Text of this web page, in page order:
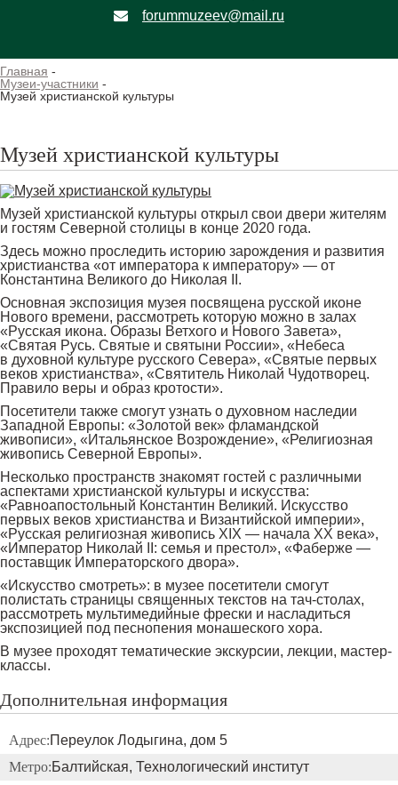
forummuzeev@mail.ru
Главная -
Музеи-участники -
Музей христианской культуры
Музей христианской культуры
Музей христианской культуры открыл свои двери жителям
и гостям Северной столицы в конце 2020 года.
Здесь можно проследить историю зарождения и развития
христианства «от императора к императору» — от
Константина Великого до Николая II.
Основная экспозиция музея посвящена русской иконе
Нового времени, рассмотреть которую можно в залах
«Русская икона. Образы Ветхого и Нового Завета»,
«Святая Русь. Святые и святыни России», «Небеса
в духовной культуре русского Севера», «Святые первых
веков христианства», «Святитель Николай Чудотворец.
Правило веры и образ кротости».
Посетители также смогут узнать о духовном наследии
Западной Европы: «Золотой век» фламандской
живописи», «Итальянское Возрождение», «Религиозная
живопись Северной Европы».
Несколько пространств знакомят гостей с различными
аспектами христианской культуры и искусства:
«Равноапостольный Константин Великий. Искусство
первых веков христианства и Византийской империи»,
«Русская религиозная живопись XIX — начала ХХ века»,
«Император Николай II: семья и престол», «Фаберже —
поставщик Императорского двора».
«Искусство смотреть»: в музее посетители смогут
полистать страницы священных текстов на тач-столах,
рассмотреть мультимедийные фрески и насладиться
экспозицией под песнопения монашеского хора.
В музее проходят тематические экскурсии, лекции, мастер-
классы.
Дополнительная информация
Адрес:Переулок Лодыгина, дом 5
Метро:Балтийская, Технологический институт